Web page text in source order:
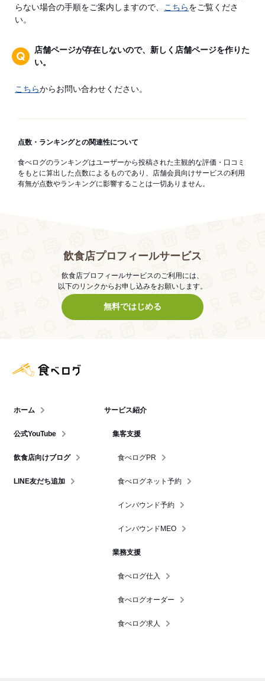
らない場合の手順をご案内しますので、
こちらをご覧くださ
い。
店舗ページが存在しないので、新しく店舗ページを作りた
い。
こちらからお問い合わせください。
点数・ランキングとの関連性について
食べログのランキングはユーザーから投稿された主観的な評価・口コミ
をもとに算出した点数によるものであり、店舗会員向けサービスの利用
有無が点数やランキングに影響することは一切ありません。
飲食店プロフィールサービス
飲食店プロフィールサービスのご利用には、
以下のリンクからお申し込みをお願いします。
無料ではじめる
ホーム
公式YouTube
飲食店向けブログ
LINE友だち追加
サービス紹介
集客支援
食べログPR
食べログネット予約
インバウンド予約
インバウンドMEO
業務支援
食べログ仕入
食べログオーダー
食べログ求人